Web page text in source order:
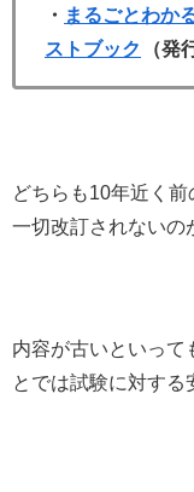
・ まるごとわか
ストブック
（発
どちらも10年近く
一切改訂されないの
内容が古いといって
とでは試験に対する